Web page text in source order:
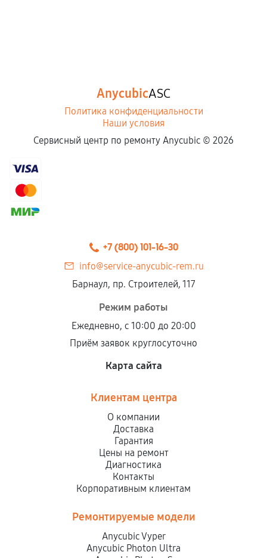
AnycubicASC
Политика конфиденциальности
Наши условия
Сервисный центр по ремонту Anycubic © 2026
+7 (800) 101-16-30
info@service-anycubic-rem.ru
Барнаул, пр. Строителей, 117
Режим работы
Ежедневно, с 10:00 до 20:00
Приём заявок круглосуточно
Карта сайта
Клиентам центра
О компании
Доставка
Гарантия
Цены на ремонт
Диагностика
Контакты
Корпоративным клиентам
Ремонтируемые модели
Anycubic Vyper
Anycubic Photon Ultra